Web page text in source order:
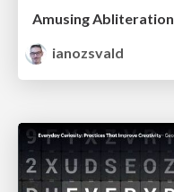
Amusing Abliteration
ianozsvald